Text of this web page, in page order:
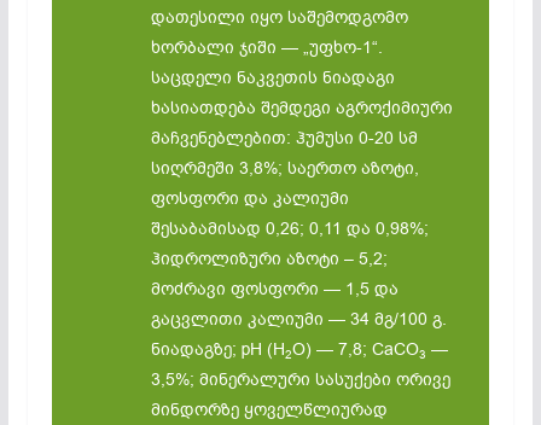
დათესილი იყო საშემოდგომო
ხორბალი ჯიში — „უფხო-1“.
საცდელი ნაკვეთის ნიადაგი
ხასიათდება შემდეგი აგროქიმიური
მაჩვენებლებით: ჰუმუსი 0-20 სმ
სიღრმეში 3,8%; საერთო აზოტი,
ფოსფორი და კალიუმი
შესაბამისად 0,26; 0,11 და 0,98%;
ჰიდროლიზური აზოტი – 5,2;
მოძრავი ფოსფორი — 1,5 და
გაცვლითი კალიუმი — 34 მგ/100 გ.
ნიადაგზე; pH (H2O) — 7,8; CaCO3 —
3,5%; მინერალური სასუქები ორივე
მინდორზე ყოველწლიურად